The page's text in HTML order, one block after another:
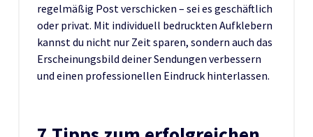
regelmäßig Post verschicken – sei es geschäftlich
oder privat. Mit individuell bedruckten Aufklebern
kannst du nicht nur Zeit sparen, sondern auch das
Erscheinungsbild deiner Sendungen verbessern
und einen professionellen Eindruck hinterlassen.